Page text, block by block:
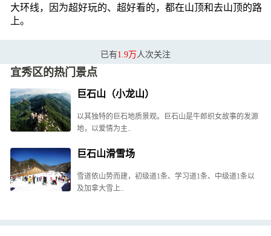
大环线，因为超好玩的、超好看的，都在山顶和去山顶的路
上。
已有1.9万 人次关注
宜秀区的热门景点
巨石山（小龙山）
以其独特的巨石地质景观。巨石山是牛郎织女故事的发源
地，以爱情为主..
巨石山滑雪场
雪道依山势而建，初级道1条、学习道1条、中级道1条以
及加拿大雪上..